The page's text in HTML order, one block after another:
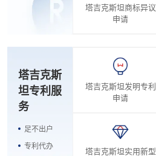
塔吉克斯坦商标异议
申请
塔吉克斯
坦专利服
务
足不出户
专利代办
塔吉克斯坦发明专利
申请
塔吉克斯坦实用新型